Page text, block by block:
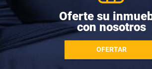
Oferte su
con nosotros
OFERTAR